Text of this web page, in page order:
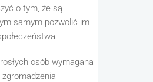
o tym, że są
samym pozwolić im
osób wymagana